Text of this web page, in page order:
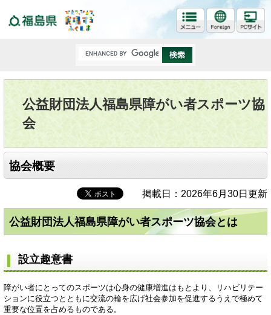
公益財団法人福島県障がい者スポーツ協
会
協会概要
掲載日：2026年6月30日更新
公益財団法人福島県障がい者スポーツ協会とは
設立趣意書
障がい者にとってのスポーツは心身の健康増進はもとより、リハビリテー
ションに役立つとともに交流の輪を広げ社会参加を促進するうえで極めて
重要な位置を占めるものである。